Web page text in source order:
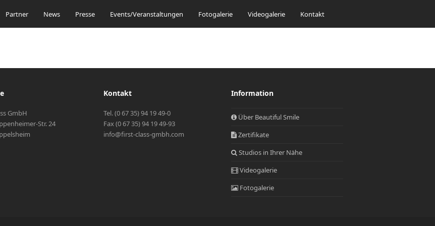
Partner News Presse Events/Veranstaltungen Fotogalerie Videogalerie Kontakt
GmbH
Str. 24
Kontakt
Tel. (0 67 35) 94 19 49-0
Fax (0 67 35) 94 19 49-93
info@first-class-gmbh.com
Information
Über Beautiful Smile
Zertifikate
Studios in Ihrer Nähe
Videogalerie
Fotogalerie